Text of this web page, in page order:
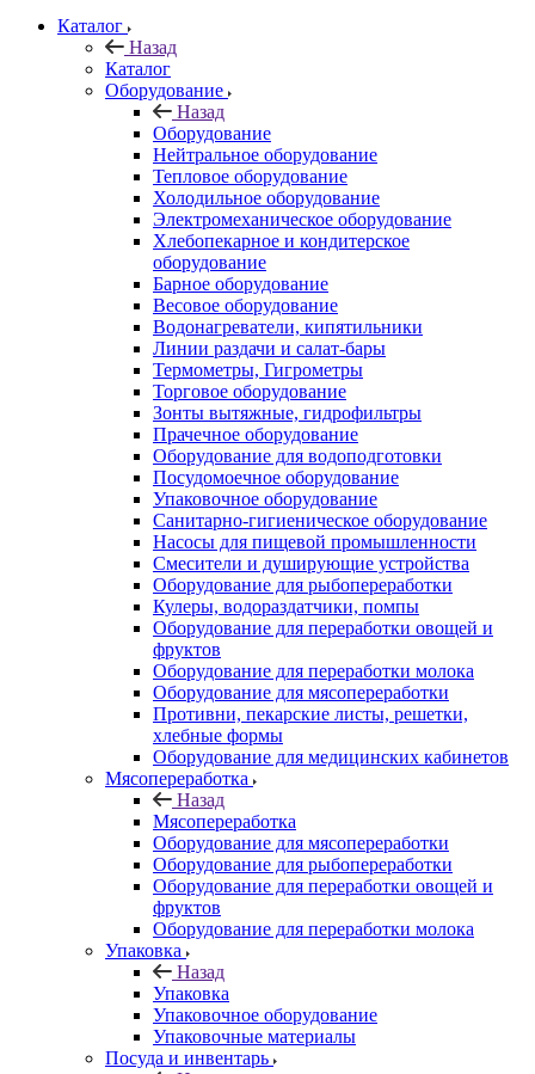
Каталог
Назад
Каталог
Оборудование
Назад
Оборудование
Нейтральное оборудование
Тепловое оборудование
Холодильное оборудование
Электромеханическое оборудование
Хлебопекарное и кондитерское
оборудование
Барное оборудование
Весовое оборудование
Водонагреватели, кипятильники
Линии раздачи и салат-бары
Термометры, Гигрометры
Торговое оборудование
Зонты вытяжные, гидрофильтры
Прачечное оборудование
Оборудование для водоподготовки
Посудомоечное оборудование
Упаковочное оборудование
Санитарно-гигиеническое оборудование
Насосы для пищевой промышленности
Смесители и душирующие устройства
Оборудование для рыбопереработки
Кулеры, водораздатчики, помпы
Оборудование для переработки овощей и
фруктов
Оборудование для переработки молока
Оборудование для мясопереработки
Противни, пекарские листы, решетки,
хлебные формы
Оборудование для медицинских кабинетов
Мясопереработка
Назад
Мясопереработка
Оборудование для мясопереработки
Оборудование для рыбопереработки
Оборудование для переработки овощей и
фруктов
Оборудование для переработки молока
Упаковка
Назад
Упаковка
Упаковочное оборудование
Упаковочные материалы
Посуда и инвентарь